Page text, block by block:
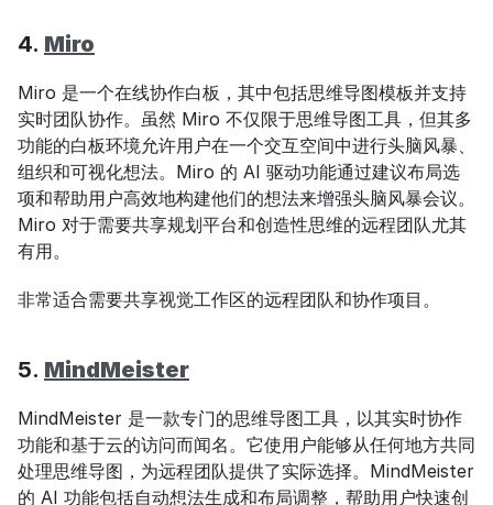
4. Miro
Miro 是一个在线协作白板，其中包括思维导图模板并支持
实时团队协作。虽然 Miro 不仅限于思维导图工具，但其多
功能的白板环境允许用户在一个交互空间中进行头脑风暴、
组织和可视化想法。Miro 的 AI 驱动功能通过建议布局选
项和帮助用户高效地构建他们的想法来增强头脑风暴会议。
Miro 对于需要共享规划平台和创造性思维的远程团队尤其
有用。
非常适合需要共享视觉工作区的远程团队和协作项目。
5. MindMeister
MindMeister 是一款专门的思维导图工具，以其实时协作
功能和基于云的访问而闻名。它使用户能够从任何地方共同
处理思维导图，为远程团队提供了实际选择。MindMeister
的 AI 功能包括自动想法生成和布局调整，帮助用户快速创